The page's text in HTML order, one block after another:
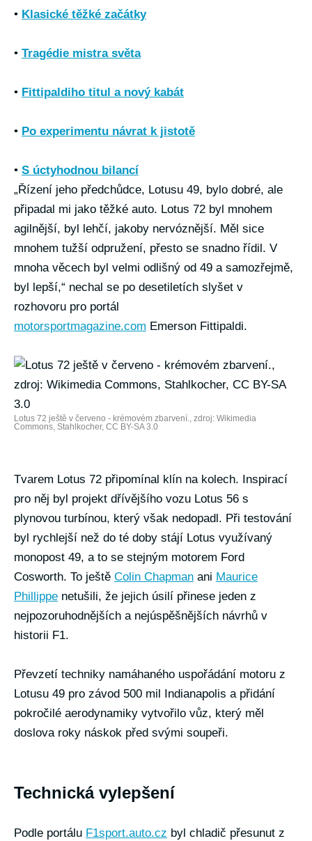
• Klasické těžké začátky
• Tragédie mistra světa
• Fittipaldiho titul a nový kabát
• Po experimentu návrat k jistotě
• S úctyhodnou bilancí
„Řízení jeho předchůdce, Lotusu 49, bylo dobré, ale
připadal mi jako těžké auto. Lotus 72 byl mnohem
agilnější, byl lehčí, jakoby nervóznější. Měl sice
mnohem tužší odpružení, přesto se snadno řídil. V
mnoha věcech byl velmi odlišný od 49 a samozřejmě,
byl lepší,“ nechal se po desetiletích slyšet v
rozhovoru pro portál
motorsportmagazine.com Emerson Fittipaldi.
Lotus 72 ještě v červeno - krémovém zbarvení., zdroj: Wikimedia
Commons, Stahlkocher, CC BY-SA 3.0
Tvarem Lotus 72 připomínal klín na kolech. Inspirací
pro něj byl projekt dřívějšího vozu Lotus 56 s
plynovou turbínou, který však nedopadl. Při testování
byl rychlejší než do té doby stájí Lotus využívaný
monopost 49, a to se stejným motorem Ford
Cosworth. To ještě Colin Chapman ani Maurice
Phillippe netušili, že jejich úsilí přinese jeden z
nejpozoruhodnějších a nejúspěšnějších návrhů v
historii F1.
Převzetí techniky namáhaného uspořádání motoru z
Lotusu 49 pro závod 500 mil Indianapolis a přidání
pokročilé aerodynamiky vytvořilo vůz, který měl
doslova roky náskok před svými soupeři.
Technická vylepšení
Podle portálu F1sport.auto.cz byl chladič přesunut z